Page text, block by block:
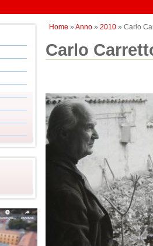
Home » Anno» 2010» Carlo
Carlo